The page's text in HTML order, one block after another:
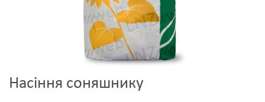
Насіння соняшнику